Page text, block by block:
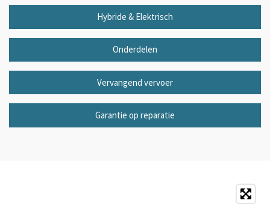
Hybride & Elektrisch
Onderdelen
Vervangend vervoer
Garantie op reparatie